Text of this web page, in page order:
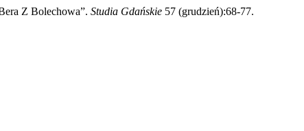
Z Bolechowa”. Studia Gdańskie 57 (grudzień):68-77.